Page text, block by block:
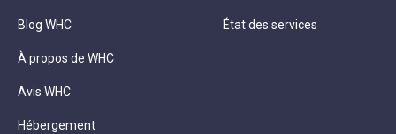
Blog WHC
À propos de WHC
Avis WHC
Hébergement
État des services